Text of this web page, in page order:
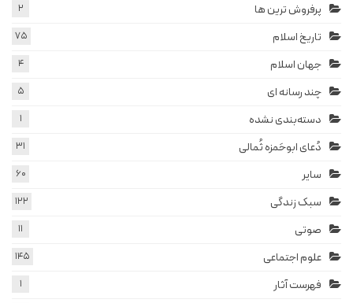
پرفروش ترین ها 2
تاریخ اسلام 75
جهان اسلام 4
چند رسانه ای 5
دسته‌بندی نشده 1
دُعای ابوحَمزه ثُمالی 31
سایر 60
سبک زندگی 122
صوتی 11
علوم اجتماعی 145
فهرست آثار 1